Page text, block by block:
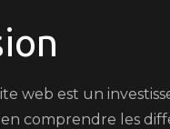
web est un
comprendre les